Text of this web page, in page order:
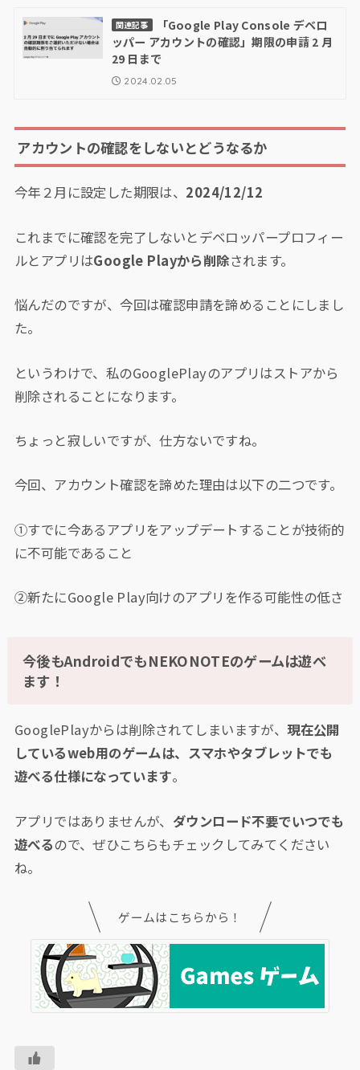
関連記事
「Google Play Console デベロ
ッパー アカウントの確認」期限の申請 2 月
29 日まで
2024.02.05
アカウントの確認をしないとどうなるか
今年２月に設定した期限は、 2024/12/12
これまでに確認を完了しないとデベロッパープロフィー
ルとアプリはGoogle Playから削除されます。
悩んだのですが、今回は確認申請を諦めることにしまし
た。
というわけで、私のGooglePlayのアプリはストアから
削除されることになります。
ちょっと寂しいですが、仕方ないですね。
今回、アカウント確認を諦めた理由は以下の二つです。
①すでに今あるアプリをアップデートすることが技術的
に不可能であること
②新たにGoogle Play向けのアプリを作る可能性の低さ
今後もAndroidでもNEKONOTEのゲームは遊べ
ます！
GooglePlayからは削除されてしまいますが、現在公開
しているweb用のゲームは、スマホやタブレットでも
遊べる仕様になっています。
アプリではありませんが、 ダウンロード不要でいつでも
遊べるので、ぜひこちらもチェックしてみてください
ね。
ゲームはこちらから！